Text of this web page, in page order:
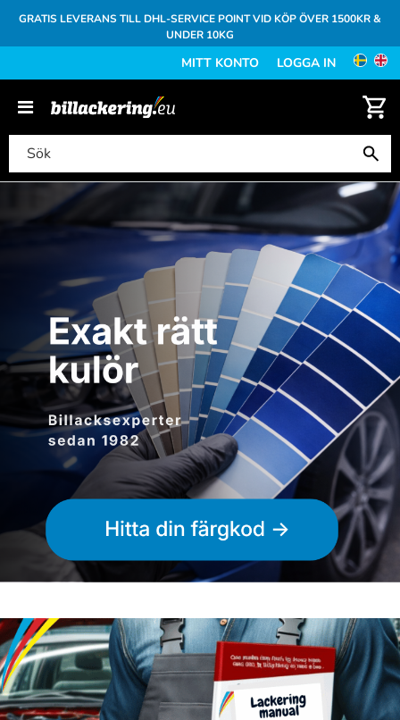
GRATIS LEVERANS TILL DHL-SERVICE POINT VID KÖP ÖVER 1500KR &
UNDER 10KG
MITT KONTO LOGGA IN